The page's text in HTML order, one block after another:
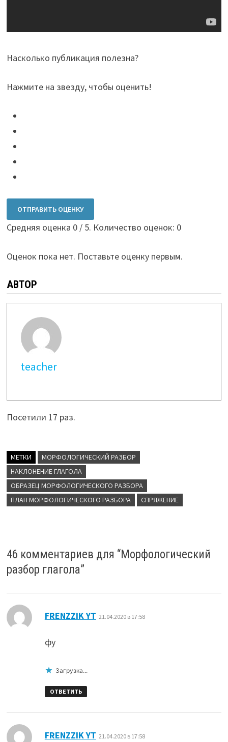
Насколько публикация полезна?
Нажмите на звезду, чтобы оценить!
ОТПРАВИТЬ ОЦЕНКУ
Средняя оценка 0/ 5. Количество оценок: 0
Оценок пока нет. Поставьте оценку первым.
АВТОР
teacher
Посетили 17 раз.
МЕТКИ
МОРФОЛОГИЧЕСКИЙ РАЗБОР
НАКЛОНЕНИЕ ГЛАГОЛА
ОБРАЗЕЦ МОРФОЛОГИЧЕСКОГО РАЗБОРА
ПЛАН МОРФОЛОГИЧЕСКОГО РАЗБОРА
СПРЯЖЕНИЕ
46 комментариев для “Морфологический
разбор глагола”
FRENZZIK YT 21.04.2020 в 17:58
фу
Загрузка...
ОТВЕТИТЬ
FRENZZIK YT 21.04.2020 в 17:58